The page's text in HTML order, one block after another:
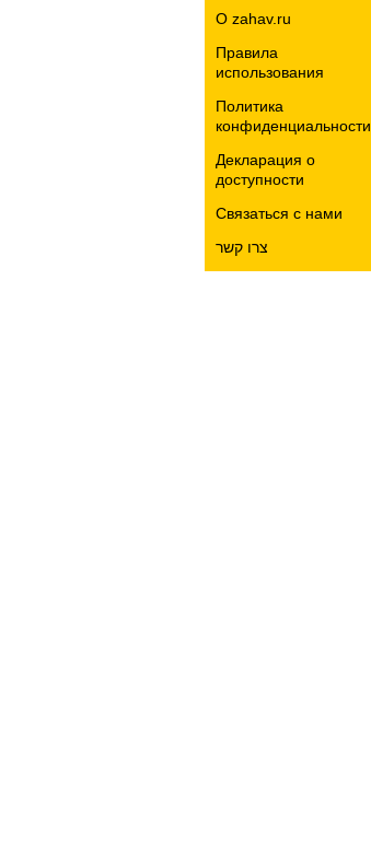
О zahav.ru
Правила
использования
Политика
конфиденциальности
Декларация о
доступности
Связаться с нами
צרו קשר